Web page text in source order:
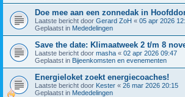
Doe mee aan een zonnedak in
Laatste bericht door Gerard ZoH « 05 apr 2026
Geplaatst in Mededelingen
Save the date: Klimaatweek 2 t/m 8
Laatste bericht door masha « 02 apr 2026 09:47
Geplaatst in Bijeenkomsten en evenementen
Energieloket zoekt energiecoaches!
Laatste bericht door Kester « 26 mar 2026 20:15
Geplaatst in Mededelingen